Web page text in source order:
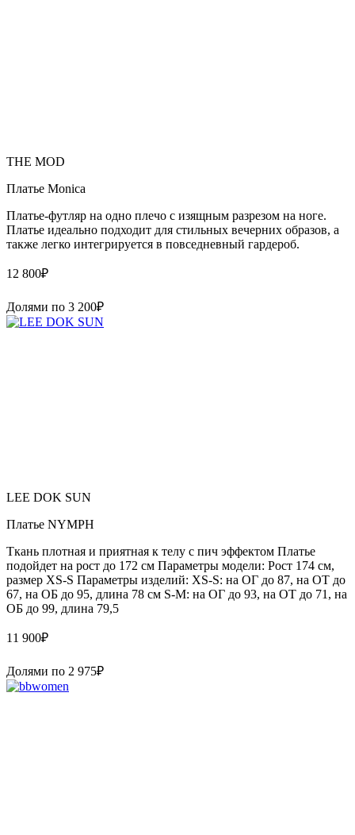
THE MOD
Платье Monica
Платье-футляр на одно плечо с изящным разрезом на ноге.
Платье идеально подходит для стильных вечерних образов, а
также легко интегрируется в повседневный гардероб.
12 800₽
Долями по 3 200₽
LEE DOK SUN
Платье NYMPH
Ткань плотная и приятная к телу с пич эффектом Платье
подойдет на рост до 172 см Параметры модели: Рост 174 см,
размер XS-S Параметры изделий: XS-S: на ОГ до 87, на ОТ до
67, на ОБ до 95, длина 78 см S-M: на ОГ до 93, на ОТ до 71, на
ОБ до 99, длина 79,5
11 900₽
Долями по 2 975₽